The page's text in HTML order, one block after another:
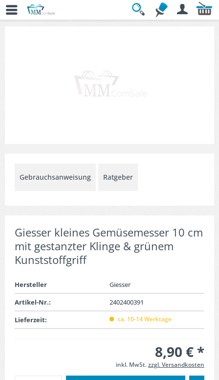
Übersicht » Allzweck- & Universalmesser
Gebrauchsanweisung Ratgeber
Giesser kleines Gemüsemesser 10 cm
mit gestanzter Klinge & grünem
Kunststoffgriff
Hersteller
Giesser
Artikel-Nr.:
2402400391
Lieferzeit:
ca. 10-14 Werktage
8,90 € *
inkl. MwSt.zzgl. Versandkosten